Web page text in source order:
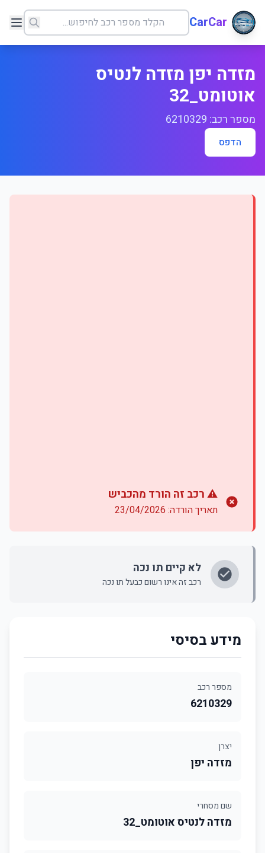
CarCar
מזדה יפן מזדה לנטיס
אוטומט_32
מספר רכב: 6210329
הדפס
⚠️ רכב זה הורד מהכביש
תאריך הורדה: 23/04/2026
לא קיים תו נכה
רכב זה אינו רשום כבעל תו נכה
מידע בסיסי
מספר רכב
6210329
יצרן
מזדה יפן
שם מסחרי
מזדה לנטיס אוטומט_32